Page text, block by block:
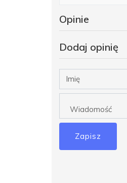
Opinie
Dodaj opinię
Zapisz